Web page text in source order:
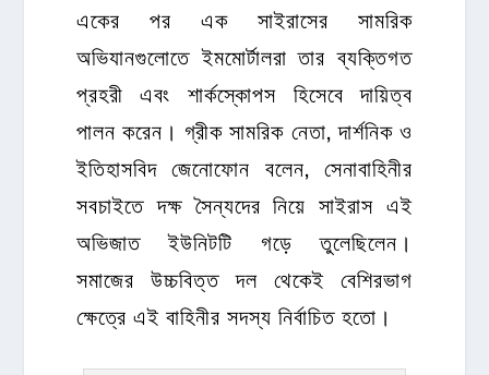
একের পর এক সাইরাসের সামরিক
অভিযানগুলোতে ইমমোর্টালরা তার ব্যক্তিগত
প্রহরী এবং শার্কস্কোপস হিসেবে দায়িত্ব
পালন করেন। গ্রীক সামরিক নেতা, দার্শনিক ও
ইতিহাসবিদ জেনোফোন বলেন, সেনাবাহিনীর
সবচাইতে দক্ষ সৈন্যদের নিয়ে সাইরাস এই
অভিজাত ইউনিটটি গড়ে তুলেছিলেন।
সমাজের উচ্চবিত্ত দল থেকেই বেশিরভাগ
ক্ষেত্রে এই বাহিনীর সদস্য নির্বাচিত হতো।